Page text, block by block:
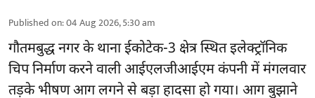
Published on:04 Aug 2026, 5:30 am
गौतमबुद्ध नगरके थाना ईकोटेक-3 क्षेत्र स्थित इलेक्ट्रॉनिक
चिप निर्माण करने वाली आईएलजीआईएम कंपनी में मंगलवार
तड़के भीषण आग लगने से बड़ा हादसा हो गया। आग बुझाने